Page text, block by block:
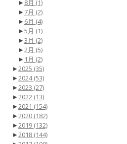
► 8月 (1)
► 7月 (2)
► 6月 (4)
►5月 (1)
►3月 (2)
►2月 (5)
► 1月 (2)
►2025 (35)
►2024(53)
►2023 (27)
►2022 (13)
►2021 (154)
►2020 (182)
►2019 (132)
►2018 (144)